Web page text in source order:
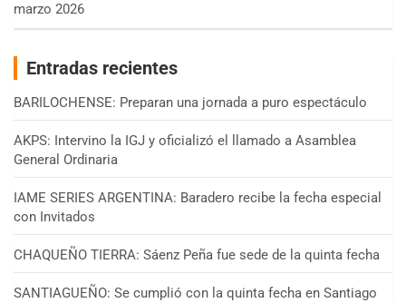
marzo 2026
Entradas recientes
BARILOCHENSE: Preparan una jornada a puro espectáculo
AKPS: Intervino la IGJ y oficializó el llamado a Asamblea
General Ordinaria
IAME SERIES ARGENTINA: Baradero recibe la fecha especial
con Invitados
CHAQUEÑO TIERRA: Sáenz Peña fue sede de la quinta fecha
SANTIAGUEÑO: Se cumplió con la quinta fecha en Santiago